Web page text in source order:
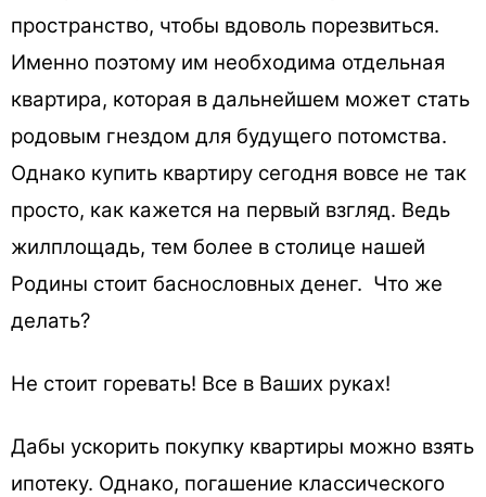
пространство, чтобы вдоволь порезвиться.
Именно поэтому им необходима отдельная
квартира, которая в дальнейшем может стать
родовым гнездом для будущего потомства.
Однако купить квартиру сегодня вовсе не так
просто, как кажется на первый взгляд. Ведь
жилплощадь, тем более в столице нашей
Родины стоит баснословных денег. Что же
делать?
Не стоит горевать! Все в Ваших руках!
Дабы ускорить покупку квартиры можно взять
ипотеку. Однако, погашение классического